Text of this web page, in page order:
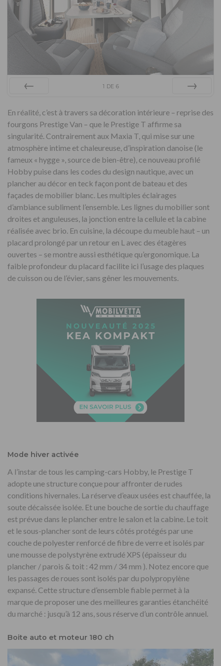
1 DE 6
En réalité, c’est à travers sa décoration intérieure – reprise des
fourgons Prestige Van – que le Prestige T affirme sa
singularité. Contrairement aux Maxia T, qui mise sur une
atmosphère intime et chaleureuse, d’inspiration danoise (le
fameux « hygge », source de bien-être), ce nouveau profilé
Hobby puise dans les codes du design nautique, avec un
plancher au décor en teck façon pont de bateau et des
façades de mobilier blanc. Les multiples éclairages
d’ambiance subliment l’ensemble. Les lignes du mobilier sont
droites et anguleuses, la jonction entre la cellule et la cabine
réalisée avec brio. En cuisine, la découpe du meuble haut – un
placard prolongé par un retour en L avec des étagères
ouvertes – se montre aussi esthétique qu’ergonomique. La
faible profondeur du placard facilite ici l’usage des plaques
de cuisson ou de l’évier, sans gêner les mouvements.
Mode hiver activée
A l’instar de tous les camping-cars Hobby, le Prestige T
adopte une structure conçue pour affronter de rudes
conditions hivernales. La réserve d’eaux usées est chauffée, la
soute décaissée isolée. Et une bouche de sortie du chauffage
est prévue dans le plancher entre le salon et la cabine. Le toit
et le sous-plancher sont de leurs côtés protégés par une
couche de polyester renforcé de fibre de verre et isolés par
une mousse de polystyrène extrudé XPS (épaisseur du
plancher / parois & toit : 42 mm / 34 mm ). Notez encore que
les passages de roues sont isolés par du polypropylène
expansé. Cette structure d’ensemble fiable permet à la
marque de proposer une des meilleures garanties étanchéité
du marché : jusqu’à 12 ans, sous réserve d’un contrôle annuel.
Boite auto et moteur 180 ch